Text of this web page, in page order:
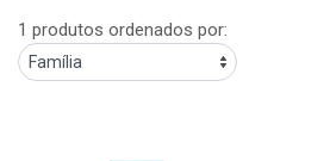
1 produtos ordenados por: